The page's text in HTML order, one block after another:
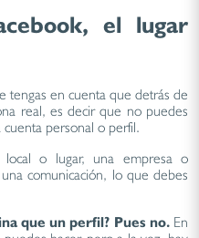
el lugar
tengas en cuenta que detrás de
real, es decir que no puedes
personal o perfil.
o lugar, una empresa o
comunicación, lo que debes
que un perfil? Pues no.En